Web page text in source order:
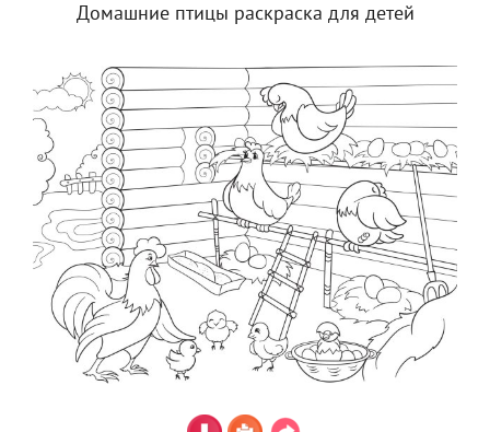
Домашние птицы раскраска для детей